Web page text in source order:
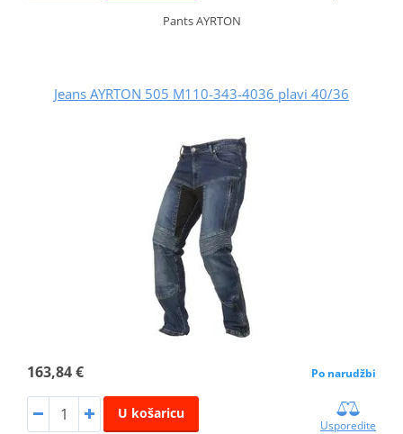
Pants AYRTON
Jeans AYRTON 505 M110-343-4036 plavi 40/36
163,84 € Po narudžbi
U košaricu
Usporedite